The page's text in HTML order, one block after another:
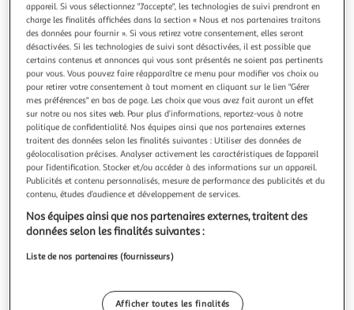
Illustration
précédente
Illustration
suivante
COROLLE
T-shirt et Pantalon Bords de Loire pour poupée ma
Corolle
En route pour une promenade bucolique avec l'ensemble T-
Shirt et pantalon Bords de Loire pour poupée ma Corolle.
Composé d'un tee-shirt manches longues rayé rose et
blanc, à l'imprimé mouette, et d'un pantalon bleu marine,
cet ensemble est indispensable tout au long de l'année.
Complétez la tenue d
En savoir +
Vous voulez connaître le prix de ce produit ?
appareil. Si vous sélectionnez "J'accepte", les technologies de suivi prendront en
charge les finalités affichées dans la section « Nous et nos partenaires traitons
des données pour fournir ». Si vous retirez votre consentement, elles seront
désactivées. Si les technologies de suivi sont désactivées, il est possible que
certains contenus et annonces qui vous sont présentés ne soient pas pertinents
pour vous. Vous pouvez faire réapparaître ce menu pour modifier vos choix ou
pour retirer votre consentement à tout moment en cliquant sur le lien "Gérer
mes préférences" en bas de page. Les choix que vous avez fait auront un effet
sur notre ou nos sites web. Pour plus d’informations, reportez-vous à notre
politique de confidentialité. Nos équipes ainsi que nos partenaires externes
traitent des données selon les finalités suivantes : Utiliser des données de
géolocalisation précises. Analyser activement les caractéristiques de l’appareil
pour l’identification. Stocker et/ou accéder à des informations sur un appareil.
Publicités et contenu personnalisés, mesure de performance des publicités et du
contenu, études d’audience et développement de services.
Nos équipes ainsi que nos partenaires externes, traitent des
données selon les finalités suivantes :
Liste de nos partenaires (fournisseurs)
Afficher toutes les finalités